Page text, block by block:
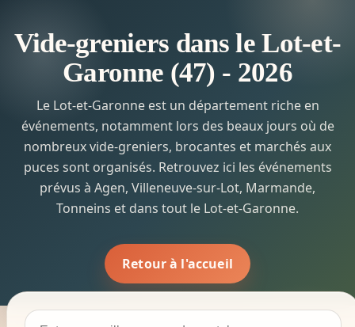
Vide-greniers dans le Lot-et-
Garonne (47) - 2026
Le Lot-et-Garonne est un département riche en
événements, notamment lors des beaux jours où de
nombreux vide-greniers, brocantes et marchés aux
puces sont organisés. Retrouvez ici les événements
prévus à Agen, Villeneuve-sur-Lot, Marmande,
Tonneins et dans tout le Lot-et-Garonne.
Retour à l'accueil